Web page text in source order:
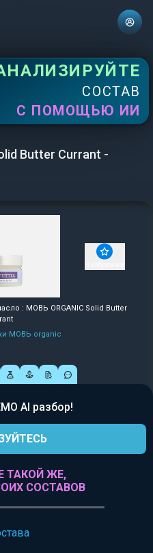
СОСТАВ
С ПОМОЩЬЮ ИИ
Butter Currant -
: МОВЬ ORGANIC Solid Butter
МОВЬ organic
AI разбор!
ТАКОЙ ЖЕ,
СОСТАВОВ